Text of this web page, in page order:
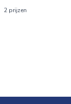
2 prijzen